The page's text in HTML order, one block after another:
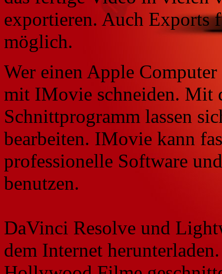
exportieren. Auch Exports
möglich.
Wer einen Apple
mit IMovie schneiden. Mit
Schnittprogramm lassen
bearbeiten. IMovie kann
professionelle Software
benutzen.
DaVinci Resolve und
dem Internet